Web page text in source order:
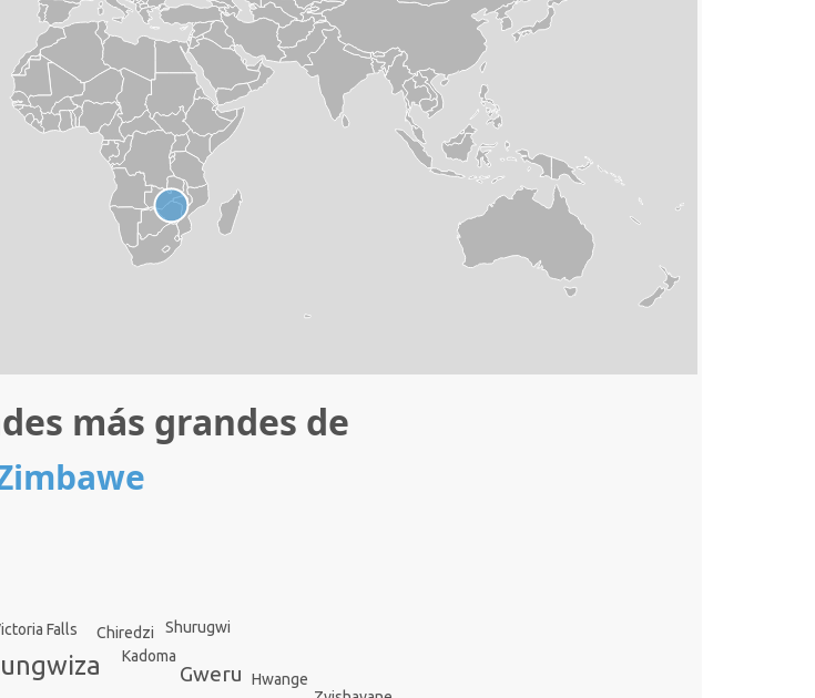
más grandes de
Gweru
Kadoma
Falls
Hwange
Chiredzi Shurugwi